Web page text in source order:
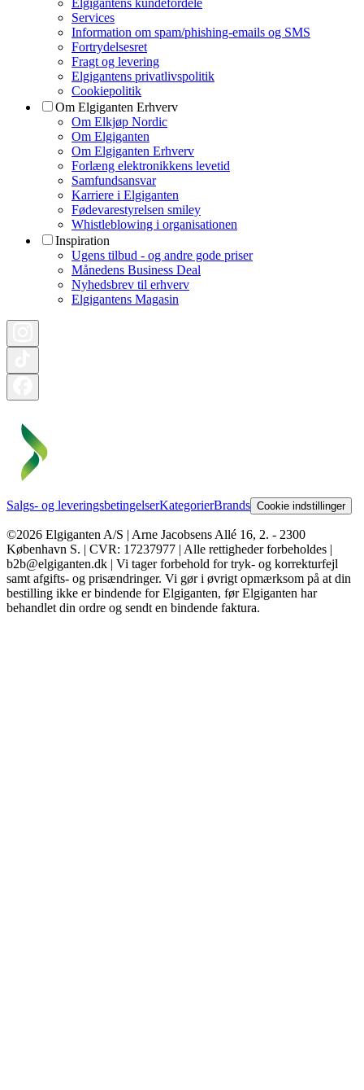
Services
Information om spam/phishing-emails og SMS
Fortrydelsesret
Fragt og levering
Elgigantens privatlivspolitik
Cookiepolitik
Om Elgiganten Erhverv
Om Elkjøp Nordic
Om Elgiganten
Om Elgiganten Erhverv
Forlæng elektronikkens levetid
Samfundsansvar
Karriere i Elgiganten
Fødevarestyrelsen smiley
Whistleblowing i organisationen
Inspiration
Ugens tilbud - og andre gode priser
Månedens Business Deal
Nyhedsbrev til erhverv
Elgigantens Magasin
Salgs- og leveringsbetingelserKategorierBrands Cookie indstillinger
©2026 Elgiganten A/S | Arne Jacobsens Allé 16, 2. - 2300
København S. | CVR: 17237977 | Alle rettigheder forbeholdes |
b2b@elgiganten.dk | Vi tager forbehold for tryk- og korrekturfejl
samt afgifts- og prisændringer. Vi gør i øvrigt opmærksom på at din
bestilling ikke er bindende for Elgiganten, før Elgiganten har
behandlet din ordre og sendt en bindende faktura.